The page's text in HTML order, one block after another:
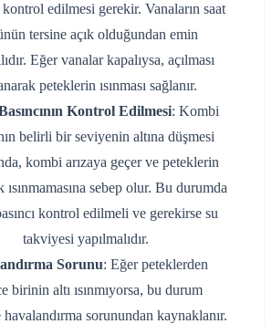
kontrol edilmesi gerekir. Vanaların saat
tersine açık olduğundan emin
Eğer vanalar kapalıysa, açılması
peteklerin ısınması sağlanır.
Kontrol Edilmesi: Kombi
belirli bir seviyenin altına düşmesi
kombi arızaya geçer ve peteklerin
ısınmamasına sebep olur. Bu durumda
kontrol edilmeli ve gerekirse su
takviyesi yapılmalıdır.
Sorunu: Eğer peteklerden
birinin altı ısınmıyorsa, bu durum
sorunundan kaynaklanır.